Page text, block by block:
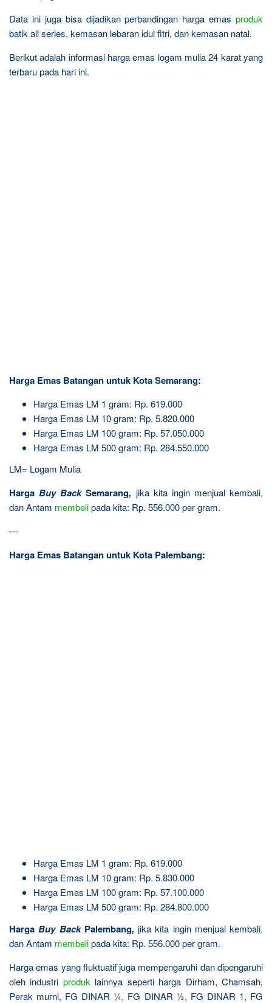
Data ini juga bisa dijadikan perbandingan harga emas produk
batik all series, kemasan lebaran idul fitri, dan kemasan natal.
Berikut adalah informasi harga emas logam mulia 24 karat yang
terbaru pada hari ini.
Harga Emas Batangan untuk Kota Semarang:
Harga Emas LM 1 gram: Rp. 619.000
Harga Emas LM 10 gram: Rp. 5.820.000
Harga Emas LM 100 gram: Rp. 57.050.000
Harga Emas LM 500 gram: Rp. 284.550.000
LM= Logam Mulia
HargaBuy BackSemarang, jika kita ingin menjual kembali,
dan Antam membelipada kita: Rp. 556.000 per gram.
—
Harga Emas Batangan untuk Kota Palembang:
Harga Emas LM 1 gram: Rp. 619.000
Harga Emas LM 10 gram: Rp. 5.830.000
Harga Emas LM 100 gram: Rp. 57.100.000
Harga Emas LM 500 gram: Rp. 284.800.000
HargaBuy Back Palembang, jika kita ingin menjual kembali,
dan Antam membelipada kita: Rp. 556.000 per gram.
Harga emas yang fluktuatif juga mempengaruhi dan dipengaruhi
oleh industri produk lainnya seperti harga Dirham, Chamsah,
Perak murni, FG DINAR ¼, FG DINAR ½, FG DINAR 1, FG